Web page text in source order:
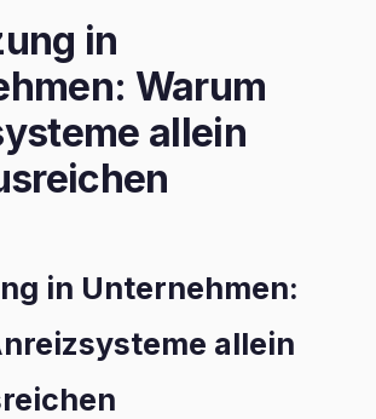
in
Warum
allein
in Unternehmen:
allein